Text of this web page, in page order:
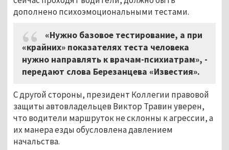
дополнено психоэмоциональными тестами.
«Нужно базовое тестирование, а при
«крайних» показателях теста человека
нужно направлять к врачам-психиатрам», -
передают слова Березанцева «Известия».
С другой стороны, президент Коллегии правовой
защиты автовладельцев Виктор Травин уверен,
что водители маршруток не склонны к агрессии, а
их манера езды обусловлена давлением
начальства.